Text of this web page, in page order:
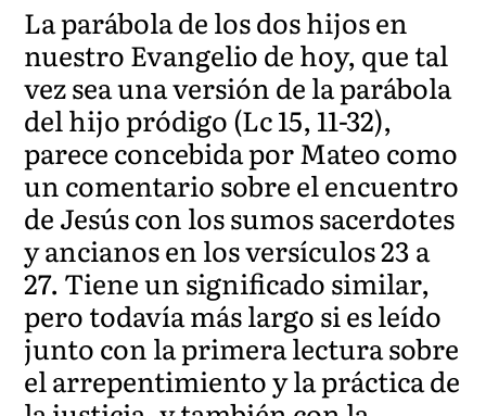
La parábola de los dos hijos en
nuestro Evangelio de hoy, que tal
vez sea una versión de la parábola
del hijo pródigo (Lc 15, 11-32),
parece concebida por Mateo como
un comentario sobre el encuentro
de Jesús con los sumos sacerdotes
y ancianos en los versículos 23 a
27. Tiene un significado similar,
pero todavía más largo si es leído
junto con la primera lectura sobre
el arrepentimiento y la práctica de